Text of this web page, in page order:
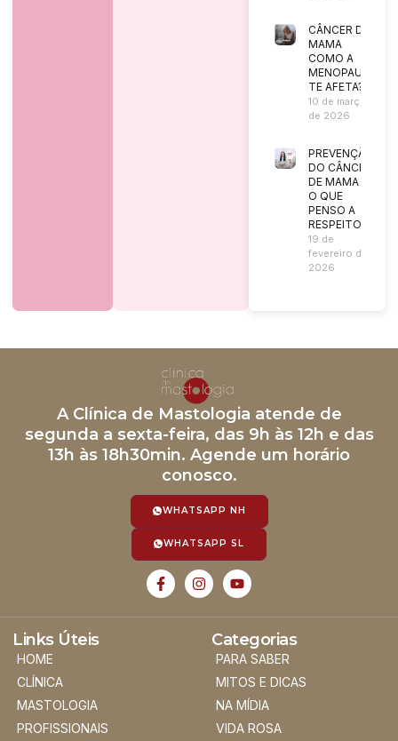
CÂNCER DE
MAMA
COMO A
MENOPAUSA
TE AFETA?
10 de março
de 2026
PREVENÇÃO
DO CÂNCER
DE MAMA |
O QUE
PENSO A
RESPEITO?
19 de
fevereiro de
2026
A Clínica de Mastologia atende de
segunda a sexta-feira, das 9h às 12h e das
13h às 18h30min. Agende um horário
conosco.
WHATSAPP NH
WHATSAPP SL
Links Úteis
HOME
CLÍNICA
MASTOLOGIA
PROFISSIONAIS
Categorias
PARA SABER
MITOS E DICAS
NA MÍDIA
VIDA ROSA